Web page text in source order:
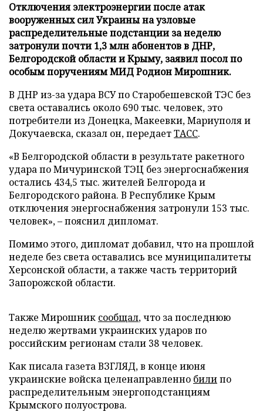
Отключения электроэнергии после атак
вооруженных сил Украины на узловые
распределительные подстанции за неделю
затронули почти 1,3 млн абонентов в ДНР,
Белгородской области и Крыму, заявил посол по
особым поручениям МИД Родион Мирошник.
В ДНР из-за удара ВСУ по Старобешевской ТЭС без
света оставались около 690 тыс. человек, это
потребители из Донецка, Макеевки, Мариуполя и
Докучаевска, сказал он, передаетТАСС.
«В Белгородской области в результате ракетного
удара по Мичуринской ТЭЦ без энергоснабжения
остались 434,5 тыс. жителей Белгорода и
Белгородского района. В Республике Крым
отключения энергоснабжения затронули 153 тыс.
человек», – пояснил дипломат.
Помимо этого, дипломат добавил, что на прошлой
неделе без света оставались все муниципалитеты
Херсонской области, а также часть территорий
Запорожской области.
Также Мирошник сообщал, что за последнюю
неделю жертвами украинских ударов по
российским регионам стали 38 человек.
Как писала газета ВЗГЛЯД, в конце июня
украинские войска целенаправленно билипо
распределительным энергоподстанциям
Крымского полуострова.